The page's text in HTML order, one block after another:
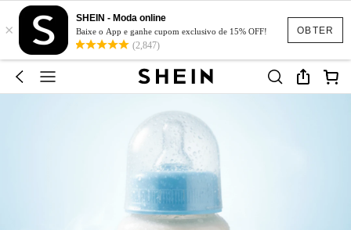
OBTER
×
SHEIN - Moda online
Baixe o App e ganhe cupom exclusivo de 15% OFF!
(2,847)